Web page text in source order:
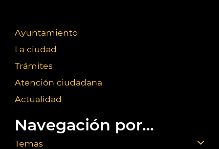
Ayuntamiento
La ciudad
Trámites
Atención ciudadana
Actualidad
Navegación por...
Temas